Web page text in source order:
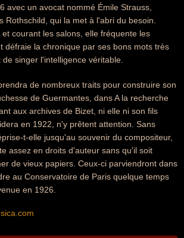
avec un avocat nommé Émile Strauss,
Rothschild, qui la met à l'abri du besoin.
courant les salons, elle fréquente les
défraie la chronique par ses bons mots très
singer l'intelligence véritable.
de nombreux traits pour construire son
de Guermantes, dans A la recherche
aux archives de Bizet, ni elle ni son fils
en 1922, n'y prêtent attention. Sans
t-elle jusqu'au souvenir du compositeur,
assez en droits d'auteur sans qu'il soit
de vieux papiers. Ceux-ci parviendront dans
au Conservatoire de Paris quelque temps
en 1926.